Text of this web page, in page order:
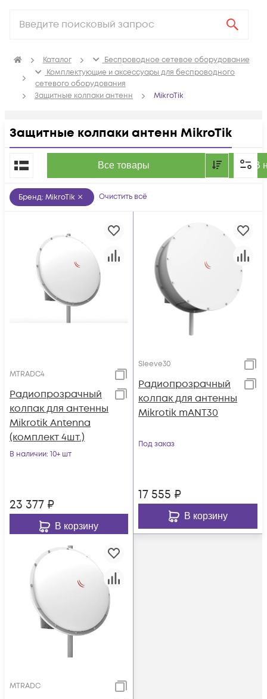
Каталог
Беспроводное сетевое оборудование
Комплектующие и аксессуары для беспроводного
сетевого оборудования
Защитные колпаки антенн
MikroTik
Защитные колпаки антенн MikroTik
Все товары В
По популярности
Бренд: MikroTik Очистить всё
MTRADC4
Радиопрозрачный
колпак для антенны
Mikrotik Antenna
(комплект 4шт.)
В наличии: 10+ шт
23 377 ₽
В корзину
Sleeve30
Радиопрозрачный
колпак для антенны
Mikrotik mANT30
Под заказ
17 555 ₽
В корзину
MTRADC